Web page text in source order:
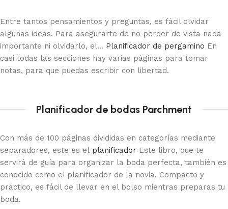
Entre tantos pensamientos y preguntas, es fácil olvidar
algunas ideas. Para asegurarte de no perder de vista nada
importante ni olvidarlo, el... Planificador de pergamino En
casi todas las secciones hay varias páginas para tomar
notas, para que puedas escribir con libertad.
Planificador de bodas Parchment
Con más de 100 páginas divididas en categorías mediante
separadores, este es el planificador Este libro, que te
servirá de guía para organizar la boda perfecta, también es
conocido como el planificador de la novia. Compacto y
práctico, es fácil de llevar en el bolso mientras preparas tu
boda.